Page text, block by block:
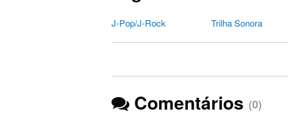
J-Pop/J-Rock Trilha Sonora
Comentários (0)